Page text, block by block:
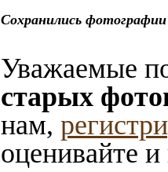
Сохранились
Уважаемые
старых
нам,
оценивайте